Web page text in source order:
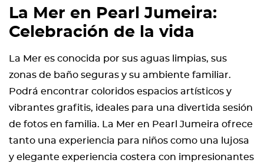
La Mer en Pearl Jumeira:
Celebración de la vida
La Mer es conocida por sus aguas limpias, sus
zonas de baño seguras y su ambiente familiar.
Podrá encontrar coloridos espacios artísticos y
vibrantes grafitis, ideales para una divertida sesión
de fotos en familia. La Mer en Pearl Jumeira ofrece
tanto una experiencia para niños como una lujosa
y elegante experiencia costera con impresionantes